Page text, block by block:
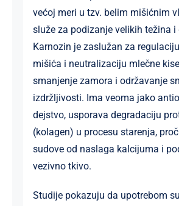
većoj meri u tzv. belim mišićnim
služe za podizanje velikih težina i
Karnozin je zaslužan za
mišića i neutralizaciju mlečne
smanjenje zamora i održavanje
izdržljivosti. Ima veoma jako
dejstvo, usporava degradaciju
(kolagen) u procesu starenja,
sudove od naslaga kalcijuma i
vezivno tkivo.
Studije pokazuju da upotrebom